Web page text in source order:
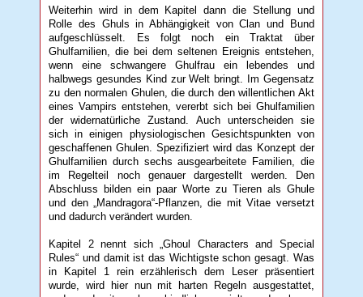
Weiterhin wird in dem Kapitel dann die Stellung und
Rolle des Ghuls in Abhängigkeit von Clan und Bund
aufgeschlüsselt. Es folgt noch ein Traktat über
Ghulfamilien, die bei dem seltenen Ereignis entstehen,
wenn eine schwangere Ghulfrau ein lebendes und
halbwegs gesundes Kind zur Welt bringt. Im Gegensatz
zu den normalen Ghulen, die durch den willentlichen Akt
eines Vampirs entstehen, vererbt sich bei Ghulfamilien
der widernatürliche Zustand. Auch unterscheiden sie
sich in einigen physiologischen Gesichtspunkten von
geschaffenen Ghulen. Spezifiziert wird das Konzept der
Ghulfamilien durch sechs ausgearbeitete Familien, die
im Regelteil noch genauer dargestellt werden. Den
Abschluss bilden ein paar Worte zu Tieren als Ghule
und den „Mandragora“-Pflanzen, die mit Vitae versetzt
und dadurch verändert wurden.
Kapitel 2 nennt sich „Ghoul Characters and Special
Rules“ und damit ist das Wichtigste schon gesagt. Was
in Kapitel 1 rein erzählerisch dem Leser präsentiert
wurde, wird hier nun mit harten Regeln ausgestattet,